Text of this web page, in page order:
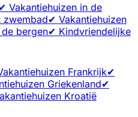
✔ Vakantiehuizen in de
zwembad✔ Vakantiehuizen
bergen✔ Kindvriendelijke
Frankrijk✔
Griekenland✔
Kroatië